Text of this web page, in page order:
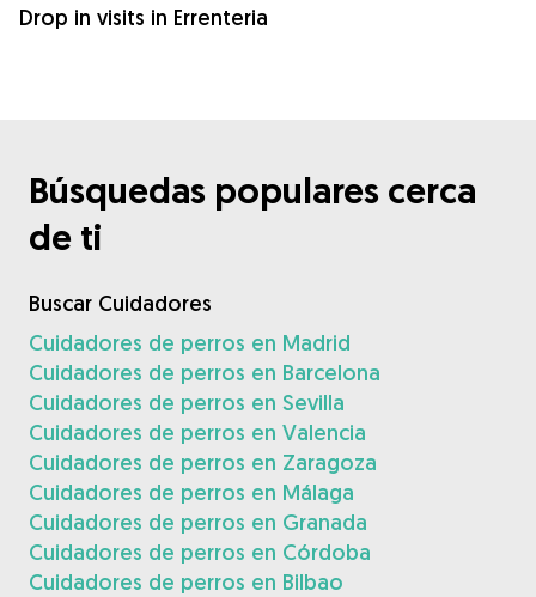
Drop in visits in Errenteria
Búsquedas populares cerca
de ti
Buscar Cuidadores
Cuidadores de perros en Madrid
Cuidadores de perros en Barcelona
Cuidadores de perros en Sevilla
Cuidadores de perros en Valencia
Cuidadores de perros en Zaragoza
Cuidadores de perros en Málaga
Cuidadores de perros en Granada
Cuidadores de perros en Córdoba
Cuidadores de perros en Bilbao